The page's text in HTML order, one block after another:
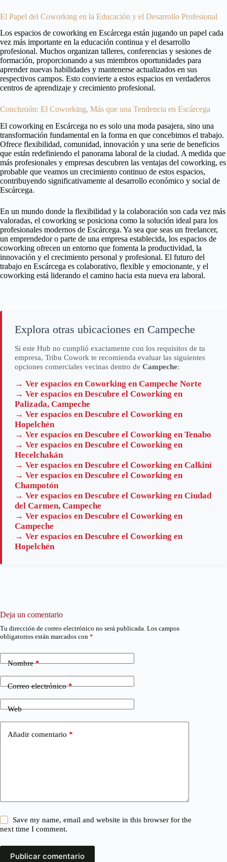
El Papel del Coworking en la Educación y el Desarrollo Profesional
Los espacios de coworking en Escárcega están jugando un papel cada
vez más importante en la educación continua y el desarrollo
profesional. Muchos organizan talleres, conferencias y sesiones de
formación, proporcionando a sus miembros oportunidades para
aprender nuevas habilidades y mantenerse actualizados en sus
respectivos campos. Esto convierte a estos espacios en verdaderos
centros de aprendizaje y crecimiento profesional.
Conclusión: El Coworking, Más que una Tendencia en Escárcega
El coworking en Escárcega no es solo una moda pasajera, sino una
transformación fundamental en la forma en que concebimos el trabajo.
Ofrece flexibilidad, comunidad, innovación y una serie de beneficios
que están redefiniendo el panorama laboral de la ciudad. A medida que
más profesionales y empresas descubren las ventajas del coworking, es
probable que veamos un crecimiento continuo de estos espacios,
contribuyendo significativamente al desarrollo económico y social de
Escárcega.
En un mundo donde la flexibilidad y la colaboración son cada vez más
valoradas, el coworking se posiciona como la solución ideal para los
profesionales modernos de Escárcega. Ya sea que seas un freelancer,
un emprendedor o parte de una empresa establecida, los espacios de
coworking ofrecen un entorno que fomenta la productividad, la
innovación y el crecimiento personal y profesional. El futuro del
trabajo en Escárcega es colaborativo, flexible y emocionante, y el
coworking está liderando el camino hacia esta nueva era laboral.
Explora otras ubicaciones en Campeche
Si este Hub no cumplió exactamente con los requisitos de tu
empresa, Tribu Cowork te recomienda evaluar las siguientes
opciones comerciales vecinas dentro de Campeche:
→ Ver espacios en Coworking en Campeche Norte
→ Ver espacios en Descubre el Coworking en
Palizada, Campeche
→ Ver espacios en Descubre el Coworking en
Hopelchén
→ Ver espacios en Descubre el Coworking en Tenabo
→ Ver espacios en Descubre el Coworking en
Hecelchakán
→ Ver espacios en Descubre el Coworking en Calkiní
→ Ver espacios en Descubre el Coworking en
Champotón
→ Ver espacios en Descubre el Coworking en Ciudad
del Carmen, Campeche
→ Ver espacios en Descubre el Coworking en
Campeche
→ Ver espacios en Descubre el Coworking en
Hopelchén
Deja un comentario
Tu dirección de correo electrónico no será publicada. Los campos
obligatorios están marcados con *
Nombre*
Correo electrónico*
Web
Añadir comentario *
Save my name, email and website in this browser for the
next time I comment.
Publicar comentario